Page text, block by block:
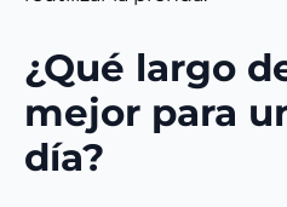
¿Qué largo
mejor para
día?